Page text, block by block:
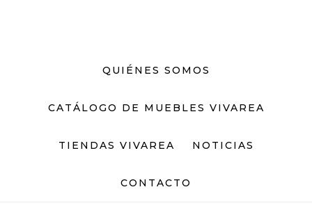
QUIÉNES SOMOS
CATÁLOGO DE MUEBLES VIVAREA
TIENDAS VIVAREA NOTICIAS
CONTACTO